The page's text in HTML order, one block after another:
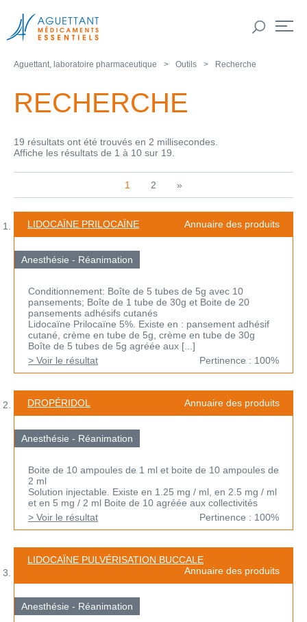
Aguettant, laboratoire pharmaceutique Outils Recherche
RECHERCHE
19 résultats ont été trouvés en 2 millisecondes.
Affiche les résultats de 1 à 10 sur 19.
1 2 »
LIDOCAÏNE PRILOCAÏNE Annuaire des produits
Anesthésie - Réanimation
Conditionnement: Boîte de 5 tubes de 5g avec 10
pansements; Boîte de 1 tube de 30g et Boite de 20
pansements adhésifs cutanés
Lidocaïne Prilocaïne 5%. Existe en : pansement adhésif
cutané, crème en tube de 5g, crème en tube de 30g
Boîte de 5 tubes de 5g agréée aux [...]
> Voir le résultat
Pertinence : 100%
DROPÉRIDOL Annuaire des produits
Anesthésie - Réanimation
Boite de 10 ampoules de 1 ml et boite de 10 ampoules de
2 ml
Solution injectable. Existe en 1.25 mg / ml, en 2.5 mg / ml
et en 5 mg / 2 ml Boite de 10 agréée aux collectivités
> Voir le résultat
Pertinence : 100%
LIDOCAÏNE PULVÉRISATION BUCCALE
Annuaire des produits
Anesthésie - Réanimation